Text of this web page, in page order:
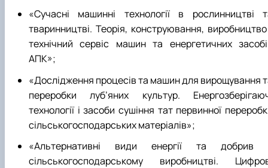
«Сучасні машинні технології в рослинництві
тваринництві. Теорія, конструювання, виробництво
технічний сервіс машин та енергетичних
АПК»;
«Дослідження процесів та машин для вирощування
переробки луб’яних культур.
технології і засоби сушіння тат первинної
сільськогосподарських матеріалів»;
«Альтернативні види енергії та добрив
сільськогосподарському виробництві.